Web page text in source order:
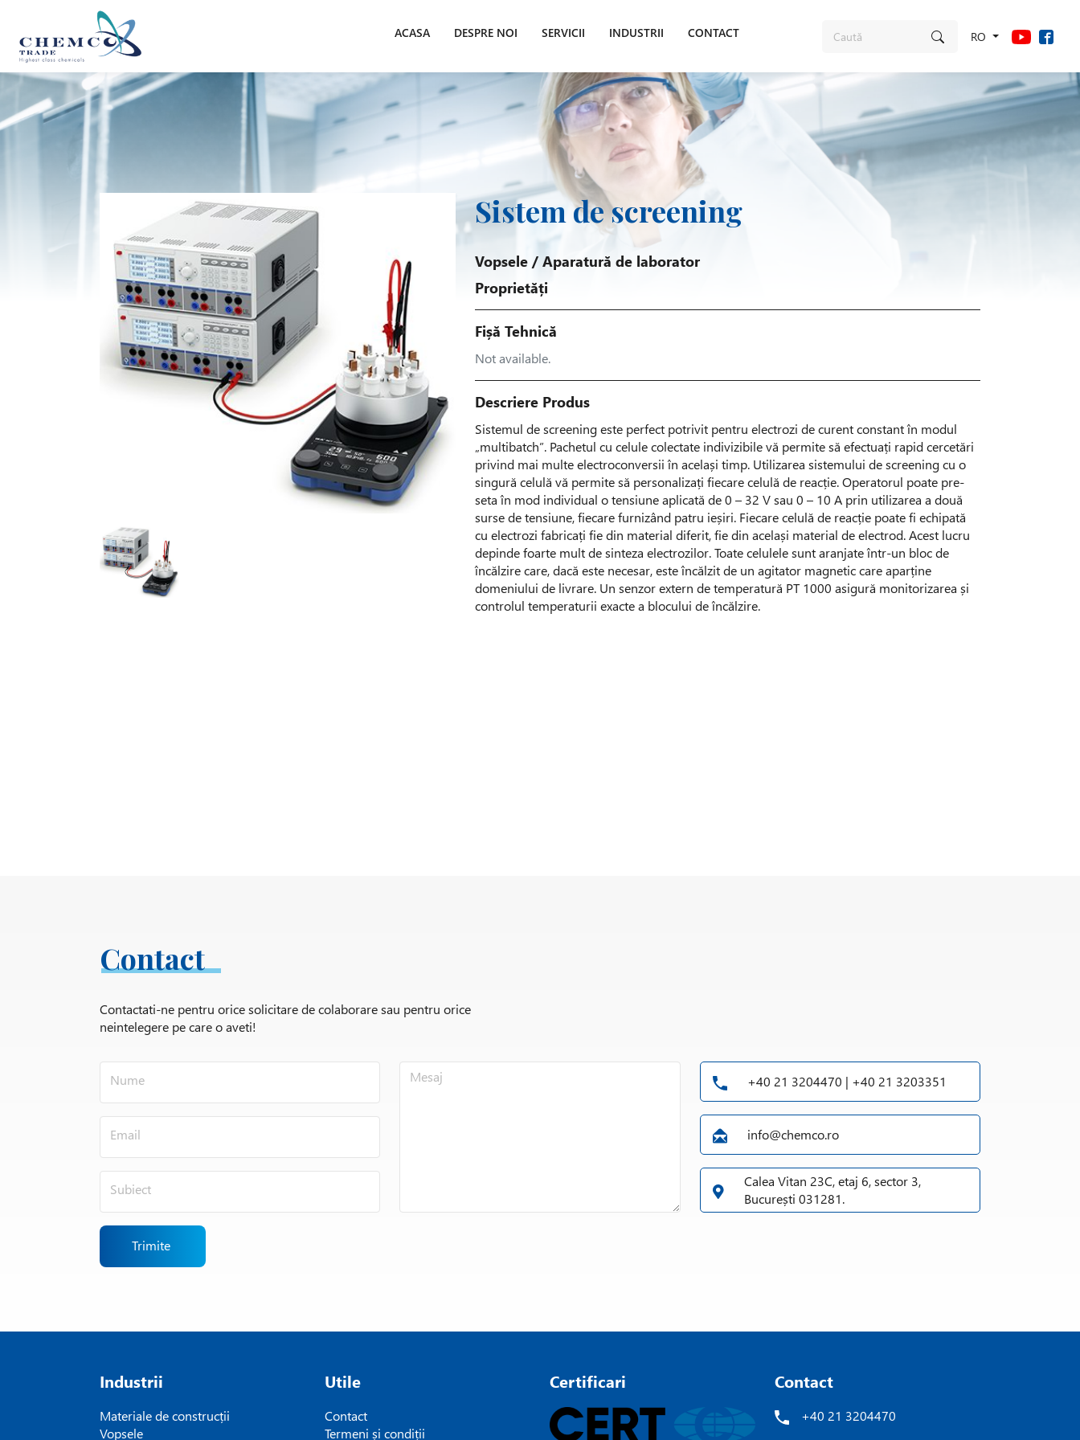
RO
ACASA DESPRE NOI SERVICII INDUSTRII CONTACT
Sistem de screening
Vopsele/ Aparatură de laborator
Proprietăți
Fișă Tehnică
Not available.
Descriere Produs
Sistemul de screening este perfect potrivit pentru electrozi de curent constant în modul
„multibatch”. Pachetul cu celule colectate indivizibile vă permite să efectuați rapid cercetări
privind mai multe electroconversii în același timp. Utilizarea sistemului de screening cu o
singură celulă vă permite să personalizați fiecare celulă de reacție. Operatorul poate pre-
seta în mod individual o tensiune aplicată de 0 – 32 V sau 0 – 10 A prin utilizarea a două
surse de tensiune, fiecare furnizând patru ieșiri. Fiecare celulă de reacție poate fi echipată
cu electrozi fabricați fie din material diferit, fie din același material de electrod. Acest lucru
depinde foarte mult de sinteza electrozilor. Toate celulele sunt aranjate într-un bloc de
încălzire care, dacă este necesar, este încălzit de un agitator magnetic care aparține
domeniului de livrare. Un senzor extern de temperatură PT 1000 asigură monitorizarea și
controlul temperaturii exacte a blocului de încălzire.
Contact
Contactati-ne pentru orice solicitare de colaborare sau pentru orice
neintelegere pe care o aveti!
Trimite
+40 21 3204470 | +40 21 3203351
info@chemco.ro
Calea Vitan 23C, etaj 6, sector 3,
București 031281.
Industrii
Materiale de construcții
Vopsele
Utile
Contact
Termeni și condiții
Contact
+40 21 3204470
Certificari